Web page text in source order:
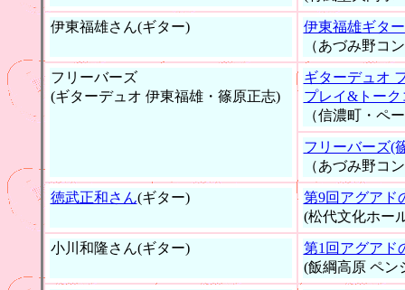
伊東福雄さん(ギター)
伊東福雄ギタ
（あづみ野コ
フリーバーズ
(ギターデュオ 伊東福雄・篠原正志)
ギターデュオ
プレイ&トーク
（信濃町・ペ
フリーバーズ(
（あづみ野コ
徳武正和さん(ギター)
第9回アグアド
(松代文化ホー
小川和隆さん(ギター)
第1回アグアド
(飯綱高原 ペン